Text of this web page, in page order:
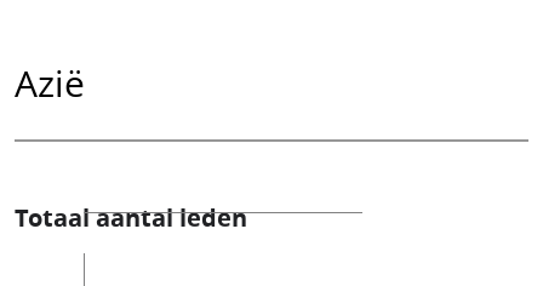
Azië
Totaal aantal leden